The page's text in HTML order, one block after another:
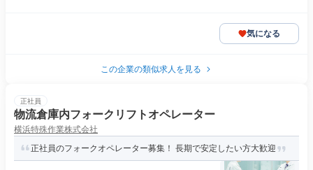
気になる
この企業の類似求人を見る
正社員
物流倉庫内フォークリフトオペレーター
横浜特殊作業株式会社
正社員のフォークオペレーター募集！ 長期で安定したい方大歓迎